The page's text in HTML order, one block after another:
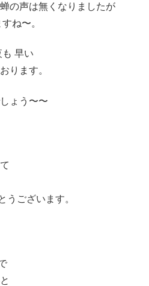
の声は無くなりましたが
ね〜。
早い
ります。
ょう〜〜
うございます。